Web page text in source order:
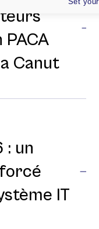
Canut
: un
IT